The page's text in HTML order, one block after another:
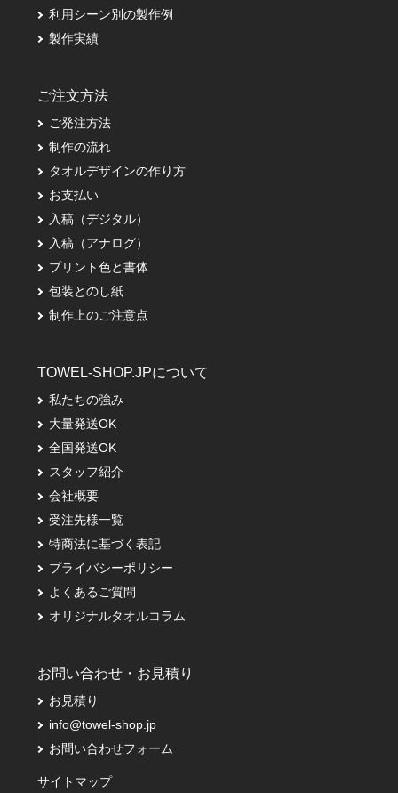
利用シーン別の製作例
製作実績
ご注文方法
ご発注方法
制作の流れ
タオルデザインの作り方
お支払い
入稿（デジタル）
入稿（アナログ）
プリント色と書体
包装とのし紙
制作上のご注意点
TOWEL-SHOP.JPについて
私たちの強み
大量発送OK
全国発送OK
スタッフ紹介
会社概要
受注先様一覧
特商法に基づく表記
プライバシーポリシー
よくあるご質問
オリジナルタオルコラム
お問い合わせ・お見積り
お見積り
info@towel-shop.jp
お問い合わせフォーム
サイトマップ